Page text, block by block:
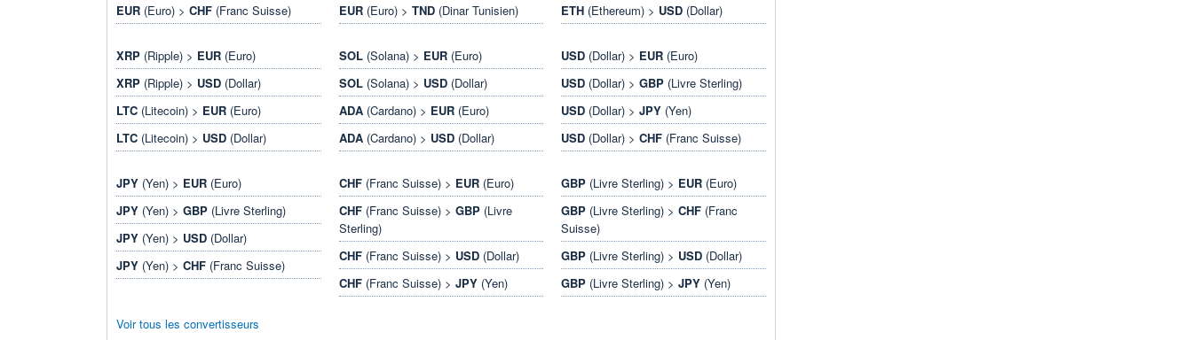
EUR (Euro) > CHF (Franc Suisse)
EUR(Euro) > TND(Dinar Tunisien)
ETH (Ethereum) > USD (Dollar)
XRP (Ripple) > EUR (Euro)
XRP (Ripple) > USD (Dollar)
LTC (Litecoin) > EUR (Euro)
LTC (Litecoin) > USD (Dollar)
SOL(Solana) > EUR(Euro)
SOL(Solana) > USD(Dollar)
ADA(Cardano) > EUR(Euro)
ADA(Cardano) > USD(Dollar)
USD (Dollar) > EUR (Euro)
USD (Dollar) >GBP (Livre Sterling)
USD (Dollar) >JPY (Yen)
USD (Dollar) >CHF (Franc Suisse)
JPY (Yen) > EUR (Euro)
JPY (Yen) > GBP (Livre Sterling)
JPY (Yen) > USD (Dollar)
JPY (Yen) > CHF (Franc Suisse)
CHF(Franc Suisse) > EUR(Euro)
CHF(Franc Suisse) > GBP(Livre
Sterling)
CHF(Franc Suisse) > USD(Dollar)
CHF(Franc Suisse) > JPY(Yen)
GBP (Livre Sterling) > EUR (Euro)
GBP (Livre Sterling) >CHF (Franc
Suisse)
GBP (Livre Sterling) > USD (Dollar)
GBP (Livre Sterling) >JPY (Yen)
Voir tous les convertisseurs